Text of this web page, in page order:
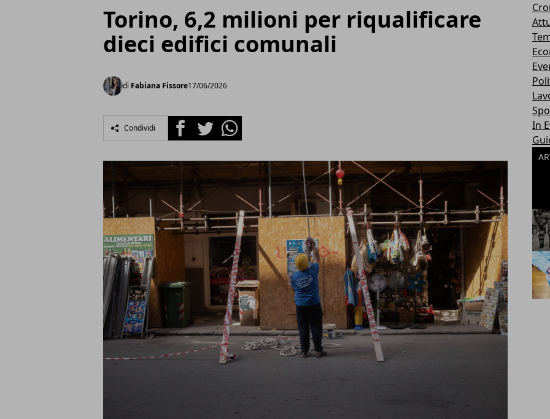
Torino, 6,2 milioni per riqualificare
dieci edifici comunali
di Fabiana Fissore17/06/2026
Condividi FacebookTwitterWhatsapp
In